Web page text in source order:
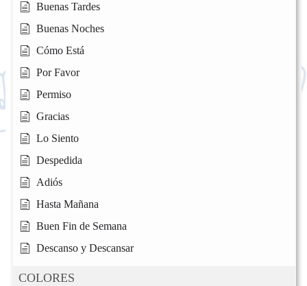
Buenas Tardes
Buenas Noches
Cómo Está
Por Favor
Permiso
Gracias
Lo Siento
Despedida
Adiós
Hasta Mañana
Buen Fin de Semana
Descanso y Descansar
COLORES